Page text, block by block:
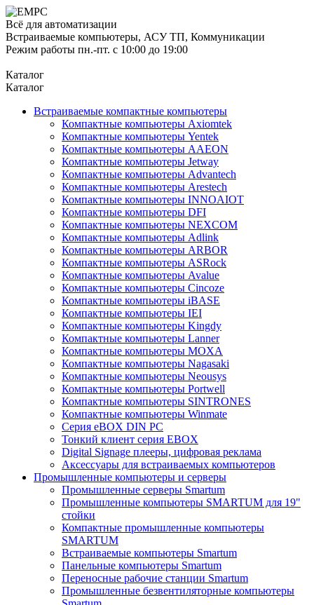
Всё для автоматизации
Встраиваемые компьютеры, АСУ ТП, Коммуникации
Режим работы пн.-пт. с 10:00 до 19:00
Каталог
Каталог
Встраиваемые компактные компьютеры
Компактные компьютеры Axiomtek
Компактные компьютеры Yentek
Компактные компьютеры AAEON
Компактные компьютеры Jetway
Компактные компьютеры Advantech
Компактные компьютеры Arestech
Компактные компьютеры INNOAIOT
Компактные компьютеры DFI
Компактные компьютеры NEXCOM
Компактные компьютеры Adlink
Компактные компьютеры ARBOR
Компактные компьютеры ASRock
Компактные компьютеры Avalue
Компактные компьютеры Cincoze
Компактные компьютеры iBASE
Компактные компьютеры IEI
Компактные компьютеры Kingdy
Компактные компьютеры Lanner
Компактные компьютеры MOXA
Компактные компьютеры Nagasaki
Компактные компьютеры Neousys
Компактные компьютеры Portwell
Компактные компьютеры SINTRONES
Компактные компьютеры Winmate
Серия eBOX DIN PC
Тонкий клиент серия EBOX
Digital Signage плееры, цифровая реклама
Аксессуары для встраиваемых компьютеров
Промышленные компьютеры и серверы
Промышленные серверы Smartum
Промышленные компьютеры SMARTUM для 19"
стойки
Компактные промышленные компьютеры
SMARTUM
Встраиваемые компьютеры Smartum
Панельные компьютеры Smartum
Переносные рабочие станции Smartum
Промышленные безвентиляторные компьютеры